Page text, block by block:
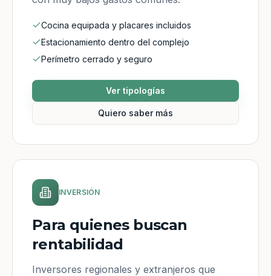
Cocina equipada y placares incluidos
Estacionamiento dentro del complejo
Perímetro cerrado y seguro
Ver tipologías
Quiero saber más
INVERSIÓN
Para quienes buscan
rentabilidad
Inversores regionales y extranjeros que